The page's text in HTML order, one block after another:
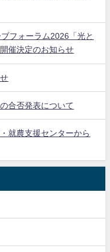
フォーラム2026「光と
催決定のお知らせ
合否発表について
就農支援センターから